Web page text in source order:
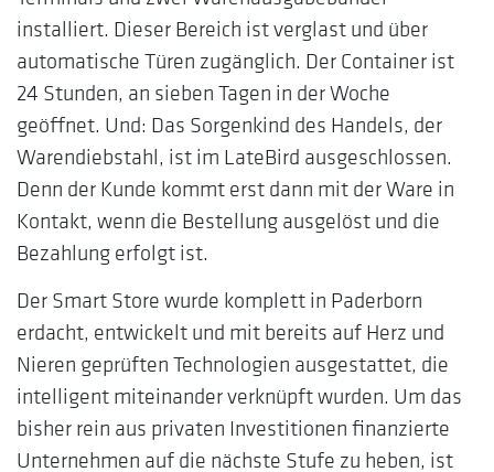
installiert. Dieser Bereich ist verglast und über
automatische Türen zugänglich. Der Container ist
24 Stunden, an sieben Tagen in der Woche
geöffnet. Und: Das Sorgenkind des Handels, der
Warendiebstahl, ist im LateBird ausgeschlossen.
Denn der Kunde kommt erst dann mit der Ware in
Kontakt, wenn die Bestellung ausgelöst und die
Bezahlung erfolgt ist.
Der Smart Store wurde komplett in Paderborn
erdacht, entwickelt und mit bereits auf Herz und
Nieren geprüften Technologien ausgestattet, die
intelligent miteinander verknüpft wurden. Um das
bisher rein aus privaten Investitionen finanzierte
Unternehmen auf die nächste Stufe zu heben, ist